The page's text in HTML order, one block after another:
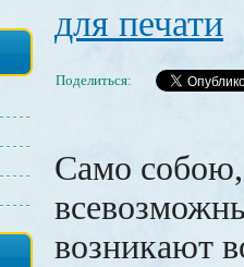
для печати
Поделиться:
Само собою,
возникают